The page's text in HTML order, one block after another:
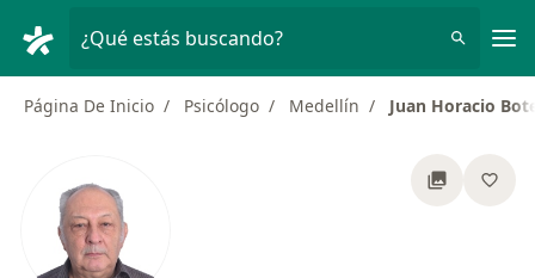
¿Qué estás buscando?
Página De Inicio Psicólogo Medellín Juan Horacio